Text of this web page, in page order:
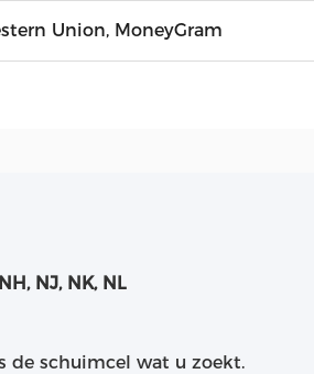
Union, MoneyGram
NJ, NK, NL
de schuimcel wat u zoekt.